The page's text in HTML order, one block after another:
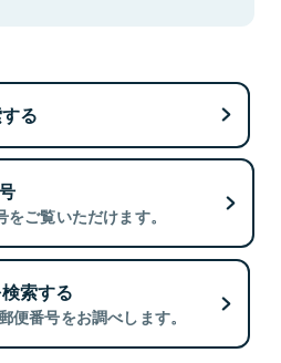
る
ご覧いただけます。
索する
便番号をお調べします。